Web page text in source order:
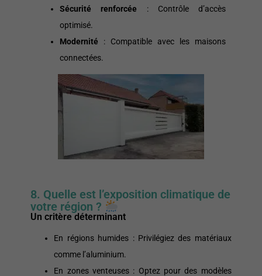
Sécurité renforcée : Contrôle d’accès
optimisé.
Modernité : Compatible avec les maisons
connectées.
8. Quelle est l’exposition climatique de
votre région ?
Un critère déterminant
En régions humides : Privilégiez des matériaux
comme l’aluminium.
En zones venteuses : Optez pour des modèles